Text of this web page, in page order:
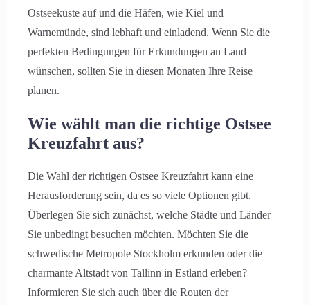
Ostseeküste auf und die Häfen, wie Kiel und
Warnemünde, sind lebhaft und einladend. Wenn Sie die
perfekten Bedingungen für Erkundungen an Land
wünschen, sollten Sie in diesen Monaten Ihre Reise
planen.
Wie wählt man die richtige Ostsee
Kreuzfahrt aus?
Die Wahl der richtigen Ostsee Kreuzfahrt kann eine
Herausforderung sein, da es so viele Optionen gibt.
Überlegen Sie sich zunächst, welche Städte und Länder
Sie unbedingt besuchen möchten. Möchten Sie die
schwedische Metropole Stockholm erkunden oder die
charmante Altstadt von Tallinn in Estland erleben?
Informieren Sie sich auch über die Routen der